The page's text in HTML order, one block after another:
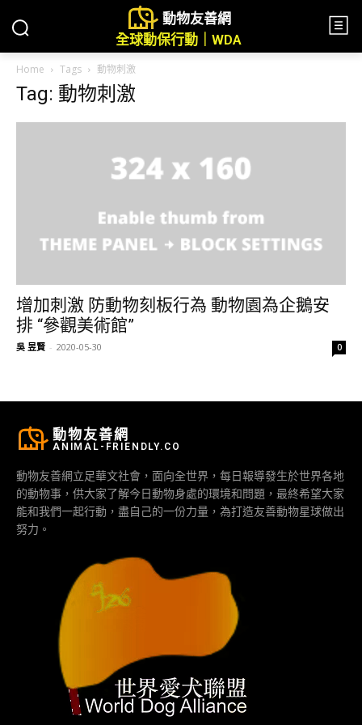
動物友善網
全球動保行動｜WDA
Home Tags 動物刺激
Tag: 動物刺激
增加刺激 防動物刻板行為 動物園為企鵝安
排 “參觀美術館”
吳 昱賢 - 2020-05-30 0
動物友善網
ANIMAL-FRIENDLY.CO
動物友善網立足華文社會，面向全世界，每日報導發生於世界各地
的動物事，供大家了解今日動物身處的環境和問題，最終希望大家
能和我們一起行動，盡自己的一份力量，為打造友善動物星球做出
努力。